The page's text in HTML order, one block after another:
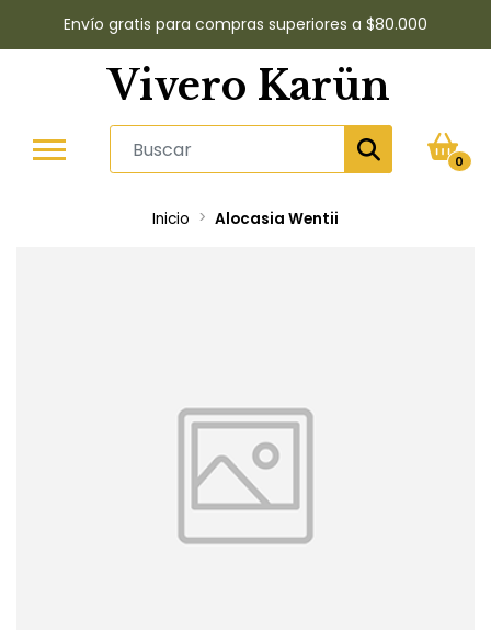
Envío gratis para compras superiores a $80.000
Vivero Karün
0
Inicio Alocasia Wentii